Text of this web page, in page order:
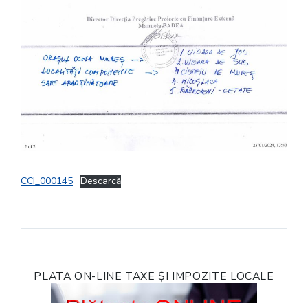
CCI_000145 Descarcă
PLATA ON-LINE TAXE ȘI IMPOZITE LOCALE